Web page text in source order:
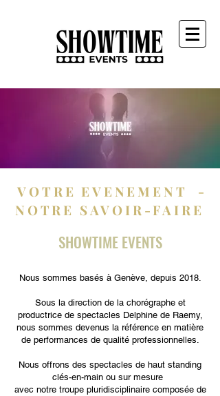
VOTRE EVENEMENT -
NOTRE SAVOIR-FAIRE
SHOWTIME EVENTS
Nous sommes basés à Genève, depuis 2018.
Sous la direction de la chorégraphe et
productrice de spectacles Delphine de Raemy,
nous sommes devenus la référence en matière
de performances de qualité professionnelles.
Nous offrons des spectacles de haut standing
clés-en-main ou sur mesure
avec notre troupe pluridisciplinaire composée de